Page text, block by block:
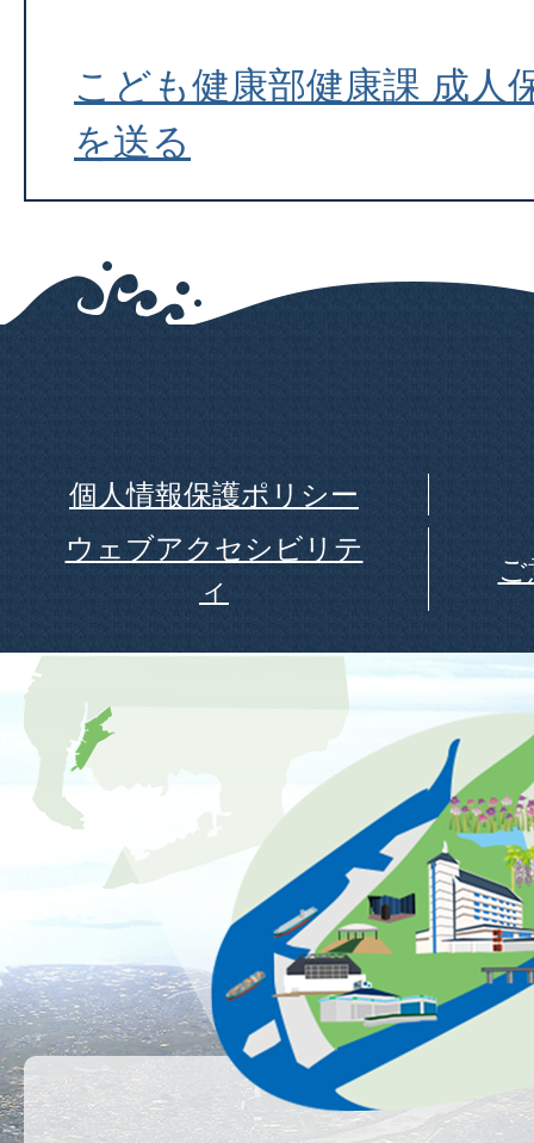
こども健康部健康課 成人
を送る
個人情報保護ポリシー
ウェブアクセシビリテ
ィ